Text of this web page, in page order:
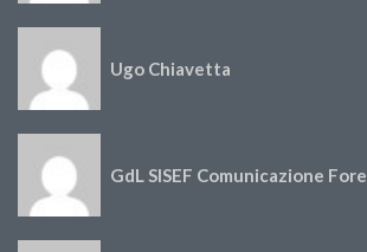
Ugo Chiavetta
GdL SISEF Comunicazione